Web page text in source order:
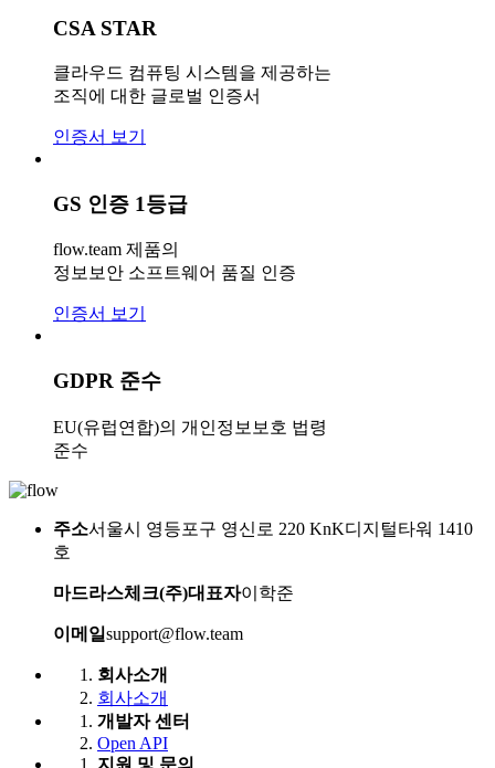
CSA STAR
클라우드 컴퓨팅 시스템을 제공하는
조직에 대한 글로벌 인증서
인증서 보기
GS 인증 1등급
flow.team 제품의
정보보안 소프트웨어 품질 인증
인증서 보기
GDPR 준수
EU(유럽연합)의 개인정보보호 법령
준수
주소서울시 영등포구 영신로 220 KnK디지털타워 1410
호
마드라스체크(주)대표자이학준
이메일support@flow.team
회사소개
회사소개
개발자 센터
Open API
지원 및 문의